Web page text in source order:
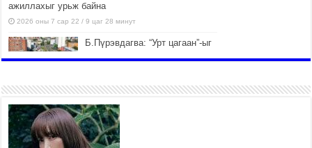
ажиллахыг урьж байна
2026 оны 7 сар 22 / 9 цаг 28 минут
Б.Пүрэвдагва: “Урт цагаан”-ыг
2026 оны 7 сар 21 / 16 цаг 47 минут
Тусгай замын автобус /BRT/
төслийн удирдах хорооны
ээлжит хуралдаан боллоо